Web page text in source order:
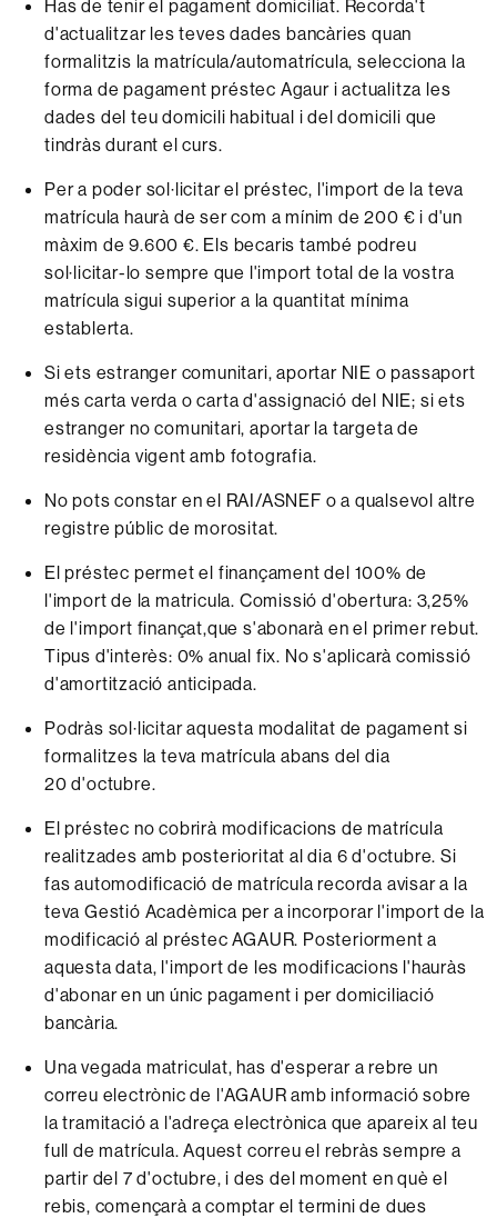
Has de tenir el pagament domiciliat. Recorda't
d'actualitzar les teves dades bancàries quan
formalitzis la matrícula/automatrícula, selecciona la
forma de pagament préstec Agaur i actualitza les
dades del teu domicili habitual i del domicili que
tindràs durant el curs.
Per a poder sol·licitar el préstec, l'import de la teva
matrícula haurà de ser com a mínim de 200 € i d'un
màxim de 9.600 €. Els becaris també podreu
sol·licitar-lo sempre que l'import total de la vostra
matrícula sigui superior a la quantitat mínima
establerta.
Si ets estranger comunitari, aportar NIE o passaport
més carta verda o carta d'assignació del NIE; si ets
estranger no comunitari, aportar la targeta de
residència vigent amb fotografia.
No pots constar en el RAI/ASNEF o a qualsevol altre
registre públic de morositat.
El préstec permet el finançament del 100% de
l'import de la matricula. Comissió d'obertura: 3,25%
de l'import finançat,que s'abonarà en el primer rebut.
Tipus d'interès: 0% anual fix. No s'aplicarà comissió
d'amortització anticipada.
Podràs sol·licitar aquesta modalitat de pagament si
formalitzes la teva matrícula abans del dia
20 d'octubre.
El préstec no cobrirà modificacions de matrícula
realitzades amb posterioritat al dia 6 d'octubre. Si
fas automodificació de matrícula recorda avisar a la
teva Gestió Acadèmica per a incorporar l'import de la
modificació al préstec AGAUR. Posteriorment a
aquesta data, l'import de les modificacions l'hauràs
d'abonar en un únic pagament i per domiciliació
bancària.
Una vegada matriculat, has d'esperar a rebre un
correu electrònic de l'AGAUR amb informació sobre
la tramitació a l'adreça electrònica que apareix al teu
full de matrícula. Aquest correu el rebràs sempre a
partir del 7 d'octubre, i des del moment en què el
rebis, començarà a comptar el termini de dues